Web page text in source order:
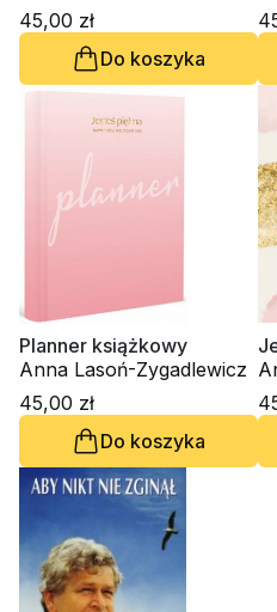
45,00 zł
Do koszyka
Planner książkowy
Anna Lasoń-Zygadlewicz
45,00 zł
Do koszyka